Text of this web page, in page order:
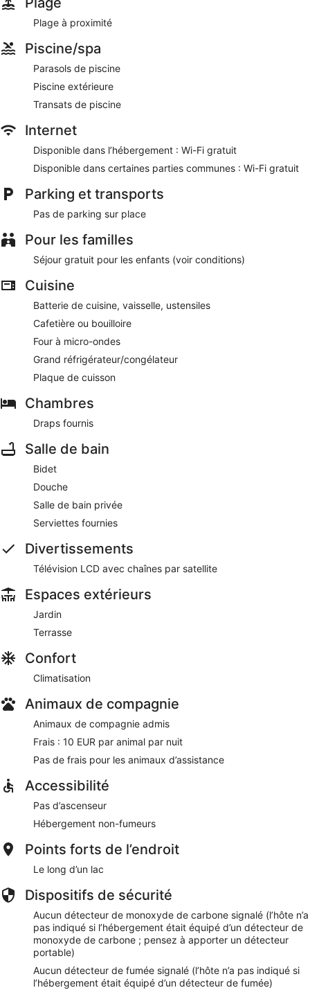
Wi-Fi gratuit
Pour vous délasser après une journée de visites, vous
trouverez sur place une piscine extérieure
Parmi les prestations offertes, on trouve notamment une
terrasse
À 8 minutes à pied de Lido de Lenno et à 3 minutes en
voiture de Parc Civique Teresio Olivelli
supplément
Residence Lenno offre de nombreuses prestations comme
une piscine extérieure, une terrasse et un jardin. Vous
communs.
Cette résidence de Tremezzina est non-fumeurs.
Plage à proximité
Piscine/spa
Parasols de piscine
Piscine extérieure
Transats de piscine
Internet
Disponible dans l’hébergement : Wi-Fi gratuit
Disponible dans certaines parties communes : Wi-Fi gratuit
Parking et transports
Pas de parking sur place
Pour les familles
Séjour gratuit pour les enfants (voir conditions)
Cuisine
Batterie de cuisine, vaisselle, ustensiles
Cafetière ou bouilloire
Four à micro-ondes
Grand réfrigérateur/congélateur
Plaque de cuisson
Chambres
Draps fournis
Salle de bain
Bidet
Douche
Salle de bain privée
Serviettes fournies
Divertissements
Télévision LCD avec chaînes par satellite
Espaces extérieurs
Jardin
Terrasse
Confort
Climatisation
Animaux de compagnie
Animaux de compagnie admis
Frais : 10 EUR par animal par nuit
Pas de frais pour les animaux d’assistance
Accessibilité
Pas d’ascenseur
Hébergement non-fumeurs
Points forts de l’endroit
Le long d’un lac
Dispositifs de sécurité
Aucun détecteur de monoxyde de carbone signalé (l’hôte n’a
pas indiqué si l’hébergement était équipé d’un détecteur de
monoxyde de carbone ; pensez à apporter un détecteur
portable)
Aucun détecteur de fumée signalé (l’hôte n’a pas indiqué si
l’hébergement était équipé d’un détecteur de fumée)